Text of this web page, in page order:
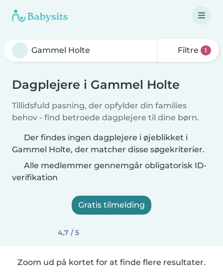
Filtre 1
Dagplejere i Gammel Holte
Tillidsfuld pasning, der opfylder din families
behov - find betroede dagplejere til dine børn.
Der findes ingen dagplejere i øjeblikket i
Gammel Holte, der matcher disse søgekriterier.
Alle medlemmer gennemgår obligatorisk ID-
verifikation
Gratis tilmelding
4,7 / 5
Zoom ud på kortet for at finde flere resultater.